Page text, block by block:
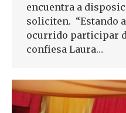
encuentra a
soliciten. “Estando
ocurrido participar
confiesa Laura…